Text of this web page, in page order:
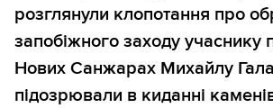
розглянули клопотання про
запобіжного заходу учаснику
Нових Санжарах Михайлу
підозрювали в киданні